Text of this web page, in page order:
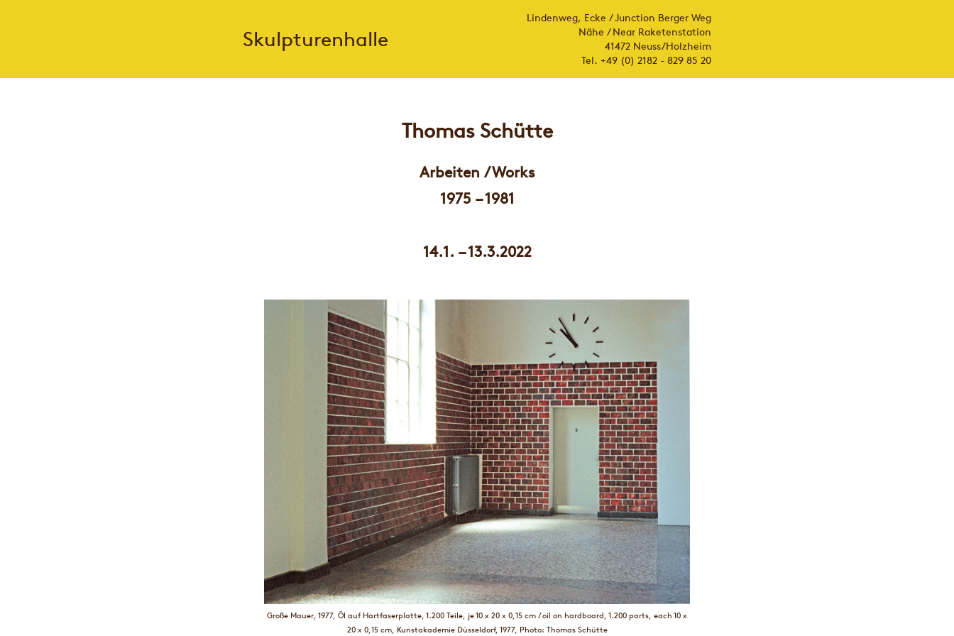
Skulpturenhalle
Lindenweg, Ecke / Junction Berger Weg
Nähe / Near Raketenstation
41472 Neuss/Holzheim
Tel. +49 (0) 2182 - 829 85 20
Thomas Schütte
Arbeiten / Works
1975 – 1981
14.1. – 13.3.2022
Große Mauer, 1977, Öl auf Hartfaserplatte, 1.200 Teile, je 10 x 20 x 0,15 cm / oil on hardboard, 1.200 parts, each 10 x
20 x 0,15 cm, Kunstakademie Düsseldorf, 1977, Photo: Thomas Schütte